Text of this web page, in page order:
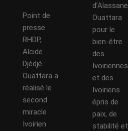
Point de
presse
RHDP,
Alcide
Djédjé :
Ouattara a
réalisé le
second
miracle
Ivoirien
d’Alassane
Ouattara
pour le
bien-être
des
Ivoiriennes
et des
Ivoiriens
épris de
paix, de
stabilité et